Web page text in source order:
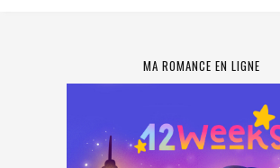
MA ROMANCE EN LIGNE